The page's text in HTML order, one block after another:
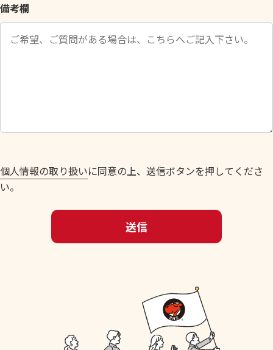
空
の
だ
い
。
備考欄
個人情報の取り扱いに同意の上、送信ボタンを押してくださ
い。